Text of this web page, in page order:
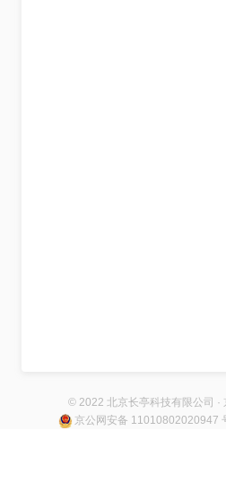
© 2022 北京长亭科技有限公司 ·
京公网安备 11010802020947